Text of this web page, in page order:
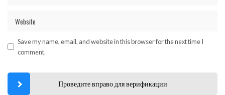
Save my name, email, and website in this browser for the next time I
comment.
Проведите вправо для верификации